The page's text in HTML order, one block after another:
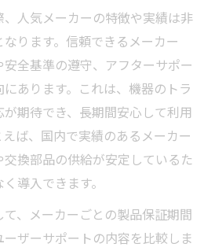
視の酸素カプセル最適気圧と
酸素カプセル気圧設定の選び
の高気圧モデルの注意点
の気圧ごとの体感効果の違い
も考慮した酸素カプセルの比
の維持費とコスト比較ポイン
人気メーカーの特徴や実績は非
ります。信頼できるメーカー
全基準の遵守、アフターサポー
あります。これは、機器のトラ
期待でき、長期間安心して利用
ば、国内で実績のあるメーカー
換部品の供給が安定しているた
導入できます。
、メーカーごとの製品保証期間
ザーサポートの内容を比較しま